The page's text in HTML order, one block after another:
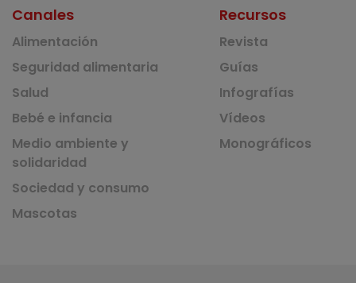
Canales
Alimentación
Seguridad alimentaria
Salud
Bebé e infancia
Medio ambiente y
solidaridad
Sociedad y consumo
Mascotas
Recursos
Revista
Guías
Infografías
Vídeos
Monográficos